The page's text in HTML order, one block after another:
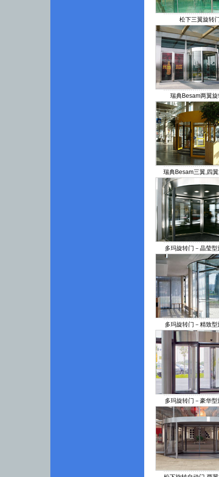
松下三翼旋转
瑞典Besam两翼旋
瑞典Besam三翼,四
多玛旋转门－晶莹型
多玛旋转门－精致型
多玛旋转门－豪华型